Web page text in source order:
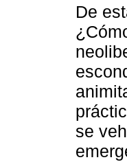
De
se